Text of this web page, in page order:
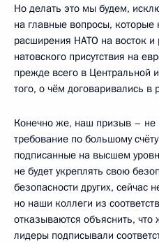
Но делать это мы будем,
на главные вопросы,
расширения НАТО на восток и
натовского присутствия на
прежде всего в Центральной
того, о чём договаривались
Конечно же, наш призыв – не
требование по большому
подписанные на высшем
не будет укреплять свою
безопасности других, сейчас
но наши коллеги из
отказываются объяснить,
лидеры подписывали